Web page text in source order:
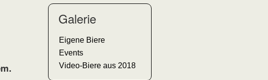
Galerie
Eigene Biere
Events
Video-Biere aus 2018